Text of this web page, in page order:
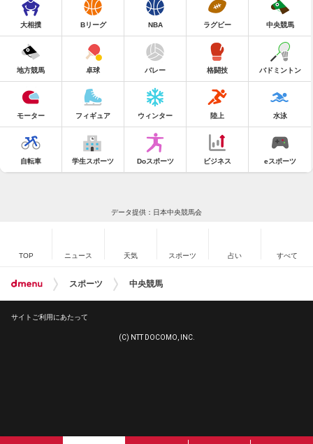
大相撲 Bリーグ NBA ラグビー 中央競馬
地方競馬 卓球 バレー 格闘技 バドミントン
モーター フィギュア ウィンター 陸上 水泳
自転車 学生スポーツ Doスポーツ ビジネス eスポーツ
データ提供：日本中央競馬会
TOP ニュース 天気 スポーツ 占い すべて
スポーツ 中央競馬
サイトご利用にあたって
(C) NTT DOCOMO, INC.